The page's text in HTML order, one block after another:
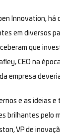
Innovation, há
em diversos
que
CEO na
empresa
e as ideias
brilhantes pelo
VP de